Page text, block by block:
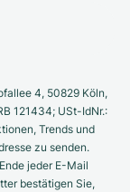
4, 50829 Köln,
121434; USt-IdNr.:
Trends und
zu senden.
jeder E-Mail
bestätigen Sie,